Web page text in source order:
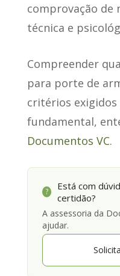
comprovação de
técnica e
Compreender
para porte de
critérios exigidos
fundamental,
Documentos VC.
?
Está com
certidão?
A assessoria da
ajudar.